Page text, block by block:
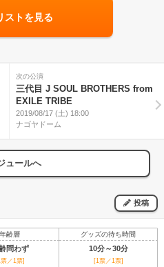
ストを見る
次の公演
三代目 J SOUL BROTHERS from
EXILE TRIBE
2019/08/17 (土) 18:00
ナゴヤドーム
ュールへ
投稿
年齢層 グッズの待ち時間
問わず 10分～30分
／1票] [1票／1票]